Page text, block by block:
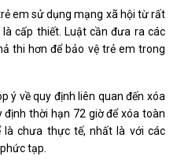
em sử dụng mạng xã hội từ rất
cấp thiết. Luật cần đưa ra các
thi hơn để bảo vệ trẻ em trong
ý về quy định liên quan đến xóa
thời hạn 72 giờ để xóa toàn
là chưa thực tế, nhất là với các
tạp.